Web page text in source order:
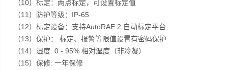
（10）标定：两点标定，可设置标定值
（11）防护等级：IP-65
（12）标定设备：支持AutoRAE 2 自动标定平台
（13）保护： 标定、报警等限值设置有密码保护
（14）湿度: 0 - 95% 相对湿度（非冷凝）
（15）保修: 一年保修